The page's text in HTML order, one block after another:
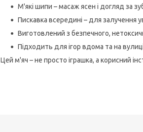
М'які шипи – масаж ясен і догляд за
Пискавка всередині – для залучення
Виготовлений з безпечного,
Підходить для ігор вдома та на вулиці
Цей м'яч – не просто іграшка, а корисний